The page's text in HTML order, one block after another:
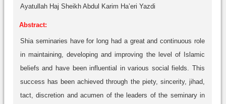
Ayatullah Haj Sheikh Abdul Karim Ha’eri Yazdi
Abstract:
Shia seminaries have for long had a great and continuous role
in maintaining, developing and improving the level of Islamic
beliefs and have been influential in various social fields. This
success has been achieved through the piety, sincerity, jihad,
tact, discretion and acumen of the leaders of the seminary in